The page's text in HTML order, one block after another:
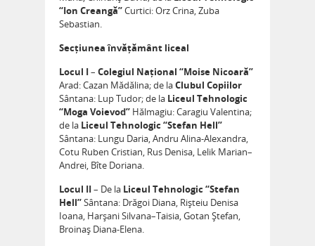
“Ion Creangă”Curtici: Orz Crina, Zuba
Sebastian.
Secțiunea învățământ liceal
Locul I– Colegiul Național “Moise Nicoară”
Arad: Cazan Mădălina; de laClubul Copiilor
Sântana: Lup Tudor; de la Liceul Tehnologic
“Moga Voievod” Hălmagiu: Caragiu Valentina;
de la Liceul Tehnologic “Stefan Hell”
Sântana: Lungu Daria, Andru Alina-Alexandra,
Cotu Ruben Cristian, Rus Denisa, Lelik Marian–
Andrei, Bîte Doriana.
Locul II– De la Liceul Tehnologic “Stefan
Hell”Sântana: Drăgoi Diana, Rișteiu Denisa
Ioana, Harșani Silvana–Taisia, Gotan Ștefan,
Broinaș Diana-Elena.